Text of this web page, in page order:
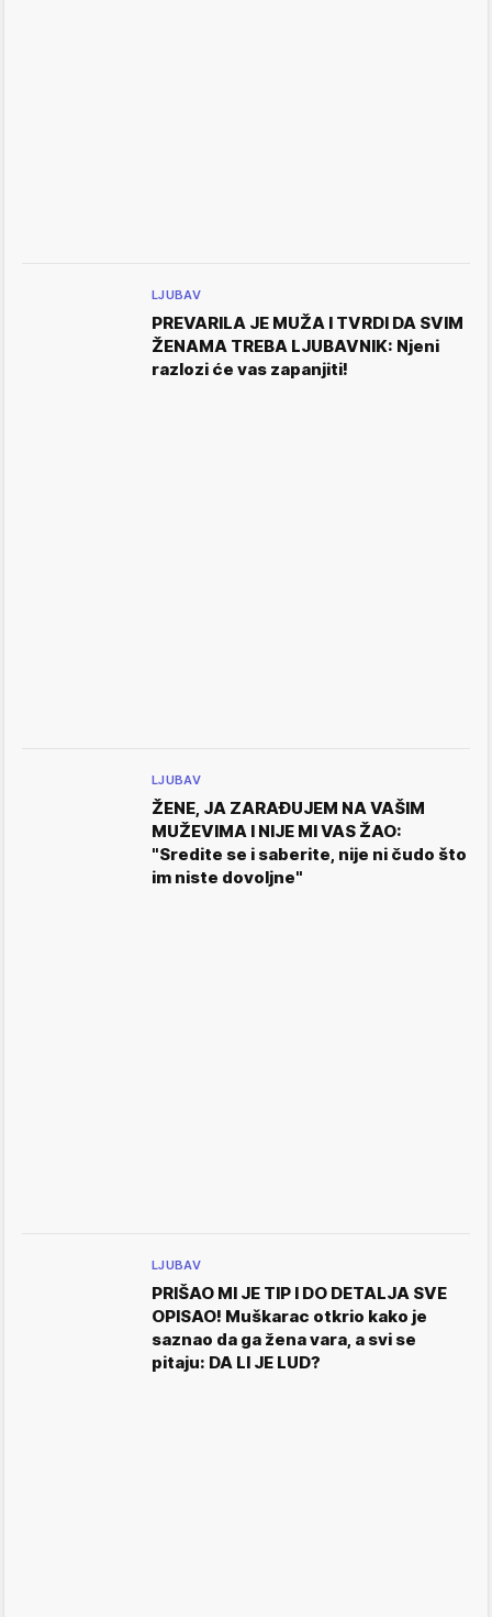
LJUBAV
PREVARILA JE MUŽA I TVRDI DA SVIM
ŽENAMA TREBA LJUBAVNIK: Njeni
razlozi će vas zapanjiti!
LJUBAV
ŽENE, JA ZARAĐUJEM NA VAŠIM
MUŽEVIMA I NIJE MI VAS ŽAO:
"Sredite se i saberite, nije ni čudo što
im niste dovoljne"
LJUBAV
PRIŠAO MI JE TIP I DO DETALJA SVE
OPISAO! Muškarac otkrio kako je
saznao da ga žena vara, a svi se
pitaju: DA LI JE LUD?